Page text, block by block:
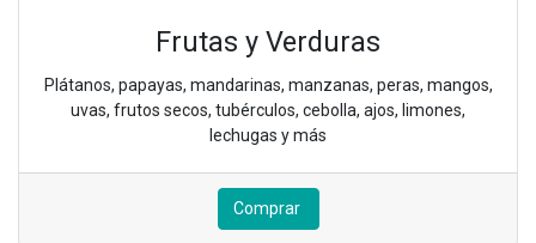
Frutas y Verduras
Plátanos, papayas, mandarinas, manzanas, peras, mangos,
uvas, frutos secos, tubérculos, cebolla, ajos, limones,
lechugas y más
Comprar